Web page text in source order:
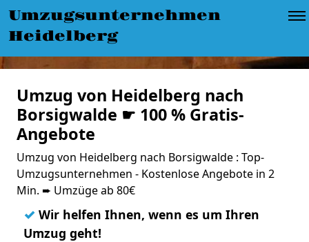
Umzugsunternehmen
Heidelberg
Umzug von Heidelberg nach
Borsigwalde ☛ 100 % Gratis-
Angebote
Umzug von Heidelberg nach Borsigwalde : Top-
Umzugsunternehmen - Kostenlose Angebote in 2
Min. ➨ Umzüge ab 80€
✓ Wir helfen Ihnen, wenn es um Ihren
Umzug geht!